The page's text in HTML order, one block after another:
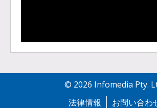
© 2026 Infomedia Pty.
法律情報
お問い合わ